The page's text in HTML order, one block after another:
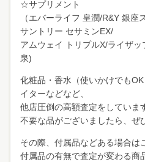
☆サプリメント
（エバーライフ 皇潤/R&Y 銀
サントリー セサミンEX/
アムウェイ トリプルX/ライザ
泉)
化粧品・香水（使いかけでも
イターなどなど、
他店圧倒の高額査定をしていま
不要な品がございましたら、ぜ
その際、付属品などある場合は
付属品の有無で査定が変わる商